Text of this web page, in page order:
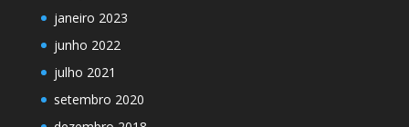
janeiro 2023
junho 2022
julho 2021
setembro 2020